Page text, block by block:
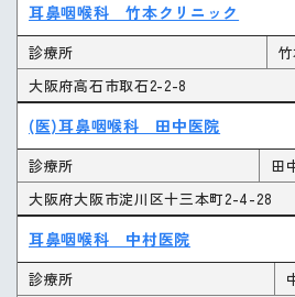
耳鼻咽喉科 竹本クリニック
診療所
大阪府高石市取石2-2-8
(医)耳鼻咽喉科 田中医院
診療所
田
大阪府大阪市淀川区十三本町2-4-28
耳鼻咽喉科 中村医院
診療所